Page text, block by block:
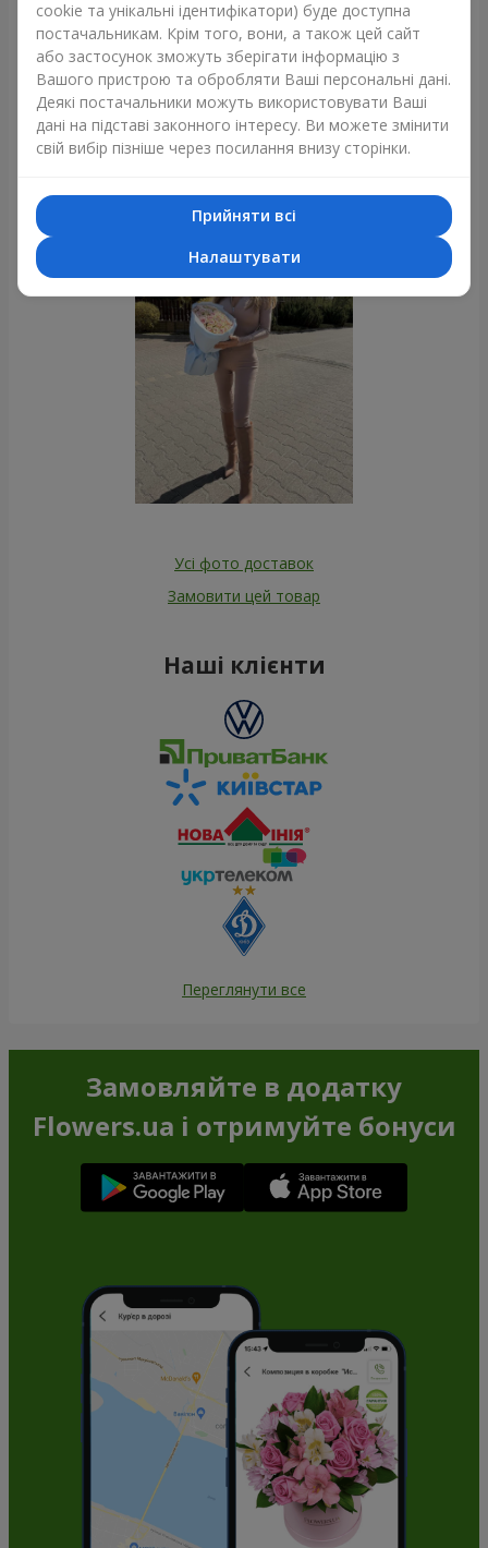
11 червоних троянд
Харків
Усі фото доставок
Замовити цей товар
Наші клієнти
Переглянути все
Замовляйте в додатку
Flowers.ua і отримуйте бонуси
cookie та унікальні ідентифікатори) буде доступна
постачальникам. Крім того, вони, а також цей сайт
або застосунок зможуть зберігати інформацію з
Вашого пристрою та обробляти Ваші персональні дані.
Деякі постачальники можуть використовувати Ваші
дані на підставі законного інтересу. Ви можете змінити
свій вибір пізніше через посилання внизу сторінки.
Прийняти всі
Налаштувати